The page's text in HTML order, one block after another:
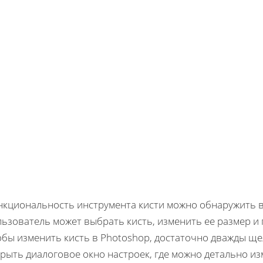
инструмента кисти можно обнаружить
может выбрать кисть, изменить ее размер
изменить кисть в Photoshop, достаточно дважды
диалоговое окно настроек, где можно детально